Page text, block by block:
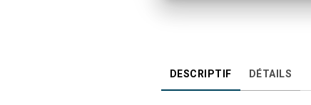
DESCRIPTIF DÉTAILS